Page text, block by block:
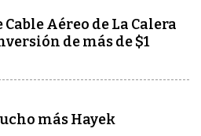
Aéreo de La Calera
de más de $1
más Hayek